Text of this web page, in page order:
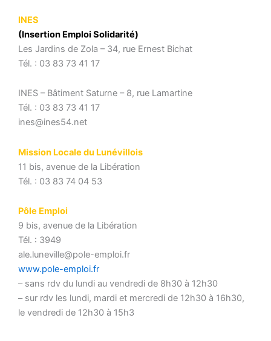
INES
(Insertion Emploi Solidarité)
Les Jardins de Zola – 34, rue Ernest Bichat
Tél. : 03 83 73 41 17
INES – Bâtiment Saturne – 8, rue Lamartine
Tél. : 03 83 73 41 17
ines@ines54.net
Mission Locale du Lunévillois
11 bis, avenue de la Libération
Tél. : 03 83 74 04 53
Pôle Emploi
9 bis, avenue de la Libération
Tél. : 3949
ale.luneville@pole-emploi.fr
www.pole-emploi.fr
– sans rdv du lundi au vendredi de 8h30 à 12h30
– sur rdv les lundi, mardi et mercredi de 12h30 à 16h30,
le vendredi de 12h30 à 15h3